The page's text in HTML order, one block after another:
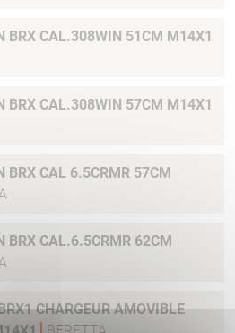
BRX CAL.308WIN 51CM M14X1
BRX CAL.308WIN 57CM M14X1
BRX CAL 6.5CRMR 57CM
BRX CAL.6.5CRMR 62CM
CHARGEUR AMOVIBLE